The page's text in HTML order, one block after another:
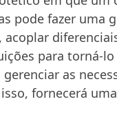
pode fazer uma
para torná-
as
fornecerá